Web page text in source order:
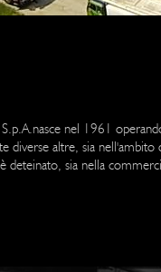
nel 1961
diverse altre, sia
sia nella